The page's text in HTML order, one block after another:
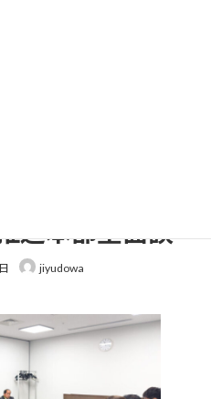
進本部室面談
jiyudowa